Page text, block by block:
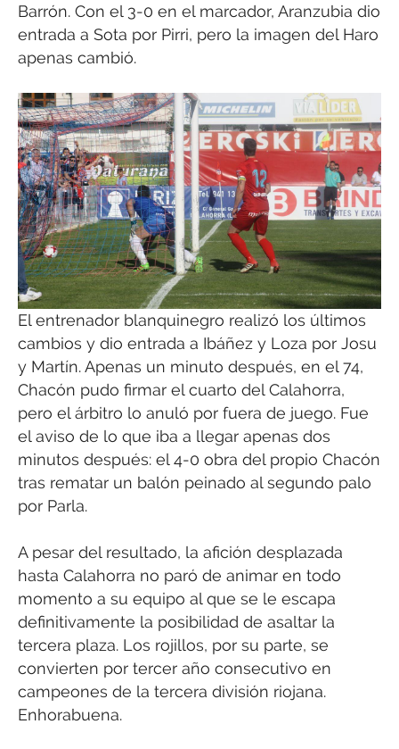
Barrón. Con el 3-0 en el marcador, Aranzubia dio
entrada a Sota por Pirri, pero la imagen del Haro
apenas cambió.
El entrenador blanquinegro realizó los últimos
cambios y dio entrada a Ibáñez y Loza por Josu
y Martín. Apenas un minuto después, en el 74,
Chacón pudo firmar el cuarto del Calahorra,
pero el árbitro lo anuló por fuera de juego. Fue
el aviso de lo que iba a llegar apenas dos
minutos después: el 4-0 obra del propio Chacón
tras rematar un balón peinado al segundo palo
por Parla.
A pesar del resultado, la afición desplazada
hasta Calahorra no paró de animar en todo
momento a su equipo al que se le escapa
definitivamente la posibilidad de asaltar la
tercera plaza. Los rojillos, por su parte, se
convierten por tercer año consecutivo en
campeones de la tercera división riojana.
Enhorabuena.